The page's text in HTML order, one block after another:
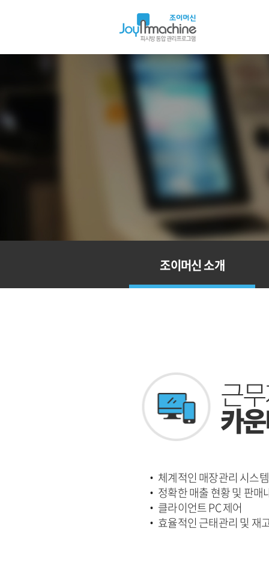
아
이
머
신
조이머신 소개
근
카
· 체계적인 매장관리 시스템
· 정확한 매출 현황 및 판매
· 클라이언트 PC 제어
· 효율적인 근태관리 및 재